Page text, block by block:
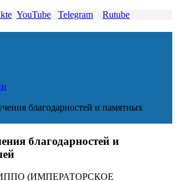
YouTube Telegram Rutube
благодарностей и памятных
благодарностей и
(ИМПЕРАТОРСКОЕ